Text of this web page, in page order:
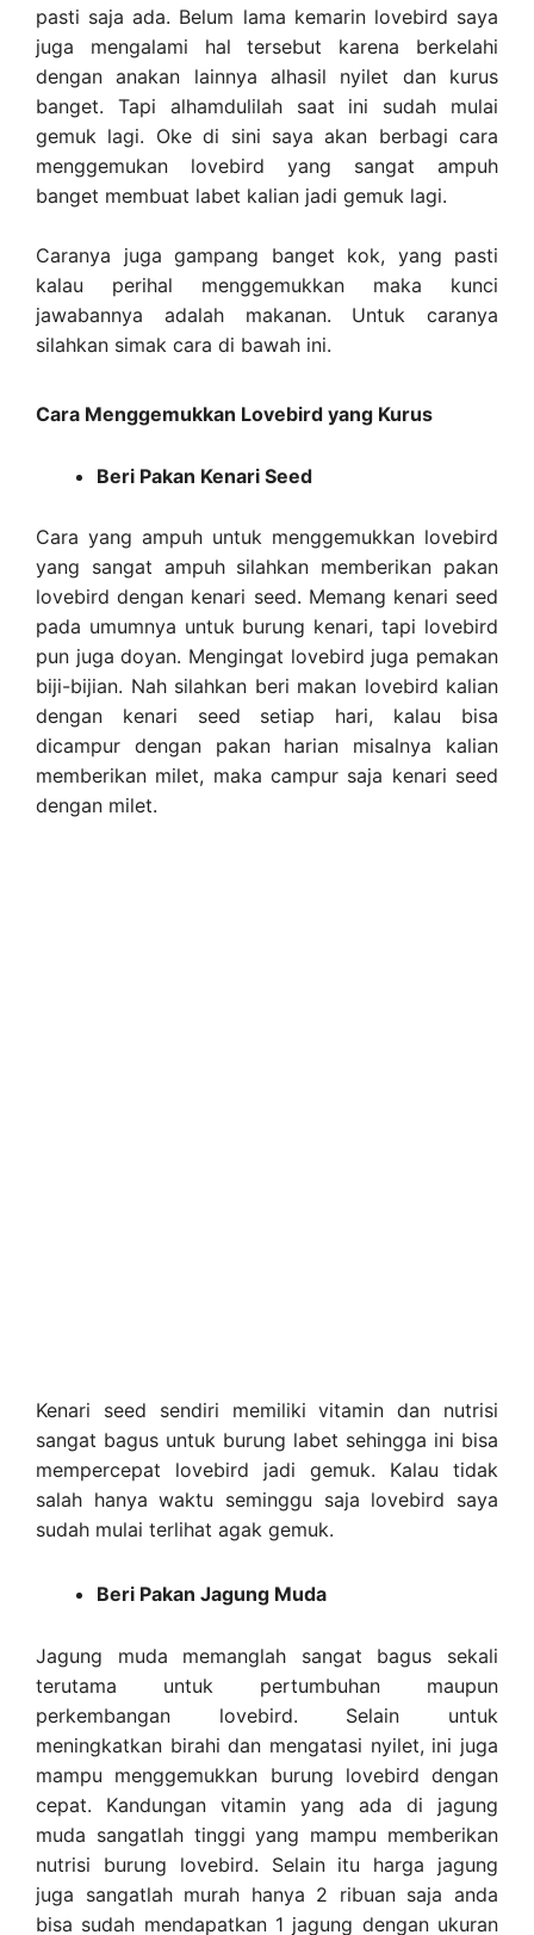
pasti saja ada. Belum lama kemarin lovebird saya
juga mengalami hal tersebut karena berkelahi
dengan anakan lainnya alhasil nyilet dan kurus
banget. Tapi alhamdulilah saat ini sudah mulai
gemuk lagi. Oke di sini saya akan berbagi cara
menggemukan lovebird yang sangat ampuh
banget membuat labet kalian jadi gemuk lagi.
Caranya juga gampang banget kok, yang pasti
kalau perihal menggemukkan maka kunci
jawabannya adalah makanan. Untuk caranya
silahkan simak cara di bawah ini.
Cara Menggemukkan Lovebird yang Kurus
Beri Pakan Kenari Seed
Cara yang ampuh untuk menggemukkan lovebird
yang sangat ampuh silahkan memberikan pakan
lovebird dengan kenari seed. Memang kenari seed
pada umumnya untuk burung kenari, tapi lovebird
pun juga doyan. Mengingat lovebird juga pemakan
biji-bijian. Nah silahkan beri makan lovebird kalian
dengan kenari seed setiap hari, kalau bisa
dicampur dengan pakan harian misalnya kalian
memberikan milet, maka campur saja kenari seed
dengan milet.
Kenari seed sendiri memiliki vitamin dan nutrisi
sangat bagus untuk burung labet sehingga ini bisa
mempercepat lovebird jadi gemuk. Kalau tidak
salah hanya waktu seminggu saja lovebird saya
sudah mulai terlihat agak gemuk.
Beri Pakan Jagung Muda
Jagung muda memanglah sangat bagus sekali
terutama untuk pertumbuhan maupun
perkembangan lovebird. Selain untuk
meningkatkan birahi dan mengatasi nyilet, ini juga
mampu menggemukkan burung lovebird dengan
cepat. Kandungan vitamin yang ada di jagung
muda sangatlah tinggi yang mampu memberikan
nutrisi burung lovebird. Selain itu harga jagung
juga sangatlah murah hanya 2 ribuan saja anda
bisa sudah mendapatkan 1 jagung dengan ukuran